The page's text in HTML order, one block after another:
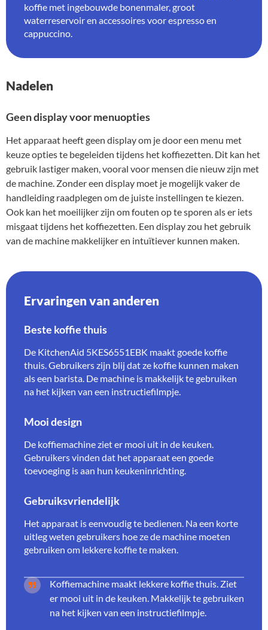
koffie met ingebouwde bonenmaler, groot
waterreservoir en accessoires voor espresso en
cappuccino.
Nadelen
Geen display voor menuopties
Het apparaat heeft geen display om je door een menu met
keuze opties te begeleiden tijdens het koffiezetten. Dit kan het
gebruik lastiger maken, vooral voor mensen die nieuw zijn met
de machine. Zonder een display moet je mogelijk vaker de
handleiding raadplegen om de juiste instellingen te kiezen.
Ook kan het moeilijker zijn om fouten op te sporen als er iets
misgaat tijdens het koffiezetten. Een display zou het gebruik
van de machine makkelijker en intuïtiever kunnen maken.
Ervaringen van anderen
Beste koffie thuis
De KitchenAid 5KES6551EBK maakt goede koffie
thuis. Gebruikers zijn blij dat ze koffie kunnen maken
als een barista. De machine is makkelijk te gebruiken
na het kijken van een instructiefilmpje.
Mooi design
De koffiemachine ziet er mooi uit in de keuken.
Gebruikers vinden dat het apparaat een goede
toevoeging is aan hun keukeninrichting.
Gebruiksvriendelijk
Het apparaat is eenvoudig te bedienen. Na een korte
uitleg weten gebruikers hoe ze de machine moeten
gebruiken om lekkere koffie te maken.
Koffiemachine maakt lekkere koffie thuis. Ziet
er mooi uit in de keuken. Makkelijk te gebruiken
na het kijken van een instructiefilmpje.